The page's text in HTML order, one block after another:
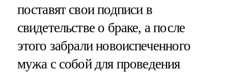
поставят свои подписи в
свидетельстве о браке, а после
этого забрали новоиспеченного
мужа с собой для проведения